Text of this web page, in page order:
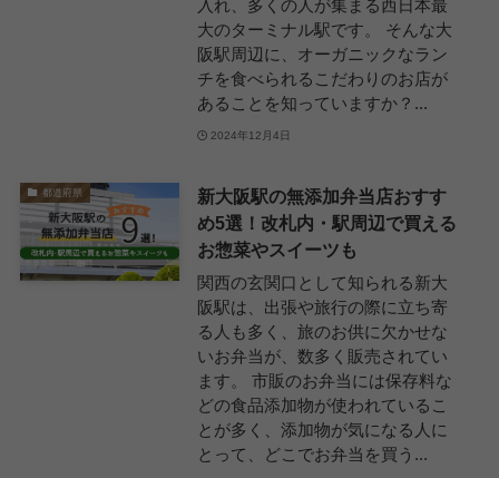
入れ、多くの人が集まる西日本最
大のターミナル駅です。 そんな大
阪駅周辺に、オーガニックなラン
チを食べられるこだわりのお店が
あることを知っていますか？...
2024年12月4日
都道府県
新大阪駅の無添加弁当店おすす
め5選！改札内・駅周辺で買える
お惣菜やスイーツも
関西の玄関口として知られる新大
阪駅は、出張や旅行の際に立ち寄
る人も多く、旅のお供に欠かせな
いお弁当が、数多く販売されてい
ます。 市販のお弁当には保存料な
どの食品添加物が使われているこ
とが多く、添加物が気になる人に
とって、どこでお弁当を買う...